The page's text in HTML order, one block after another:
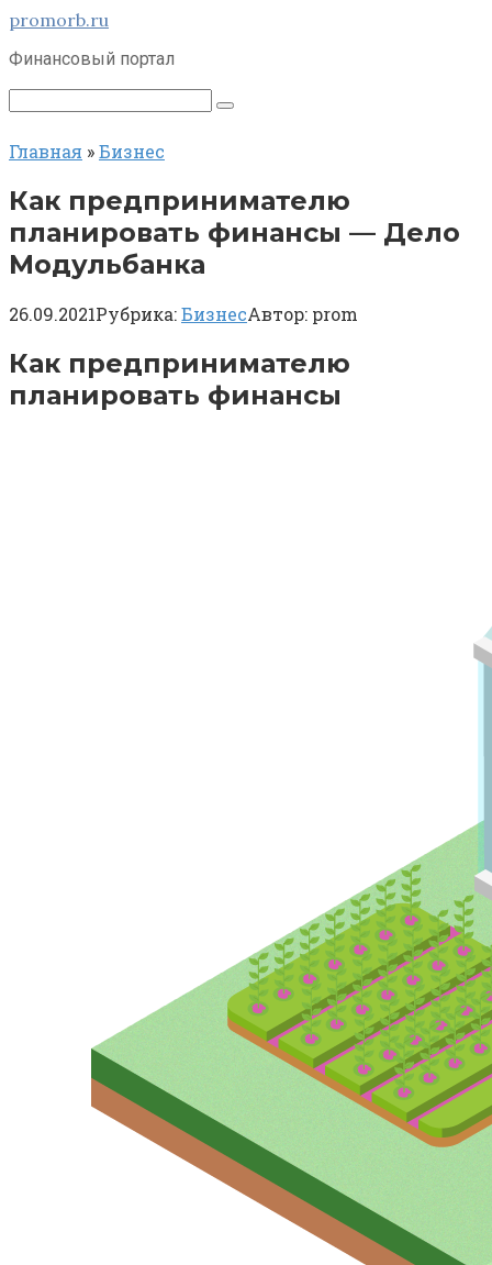
Перейти
контенту
promorb.ru
Финансовый портал
Поиск:
Главная »Бизнес
Как предпринимателю
планировать финансы — Дело
Модульбанка
26.09.2021Рубрика:БизнесАвтор: prom
Как предпринимателю
планировать финансы